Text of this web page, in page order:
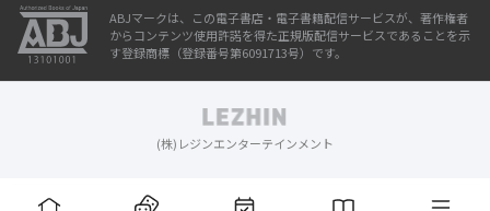
ABJマークは、この電子書店・電子書籍配信サービスが、著作権者
からコンテンツ使用許諾を得た正規版配信サービスであることを示
す登録商標（登録番号第6091713号）です。
(株)レジンエンターテインメント